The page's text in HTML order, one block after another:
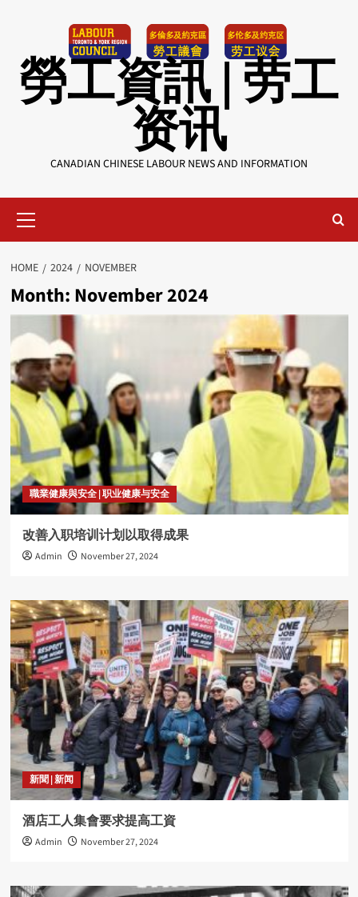
勞工資訊 | 劳工
资讯
CANADIAN CHINESE LABOUR NEWS AND INFORMATION
Menu
HOME 2024 NOVEMBER
Month: November 2024
職業健康與安全 | 职业健康与安全
改善入职培训计划以取得成果
Admin November 27, 2024
新聞 | 新闻
酒店工人集會要求提高工資
Admin November 27, 2024